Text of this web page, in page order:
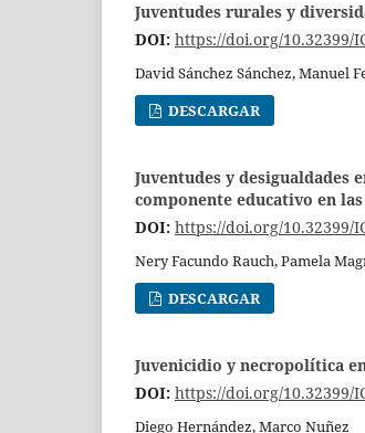
Juventudes rurales y
DOI: https://doi.org/10.32399/
David Sánchez Sánchez, Manuel
DESCARGAR
Juventudes y desigualdades
componente educativo en
DOI: https://doi.org/10.32399/
Nery Facundo Rauch, Pamela
DESCARGAR
Juvenicidio y necropolítica
DOI: https://doi.org/10.32399/
Diego Hernández, Marco Nuñez